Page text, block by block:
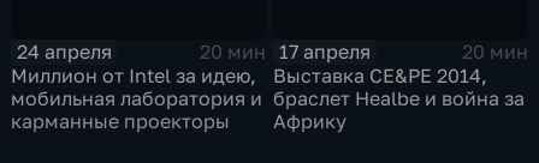
24 апреля
20 мин
Миллион от Intel за идею,
мобильная лаборатория и
карманные проекторы
17 апреля
20 мин
Выставка CE&PE 2014,
браслет Healbe и война за
Африку